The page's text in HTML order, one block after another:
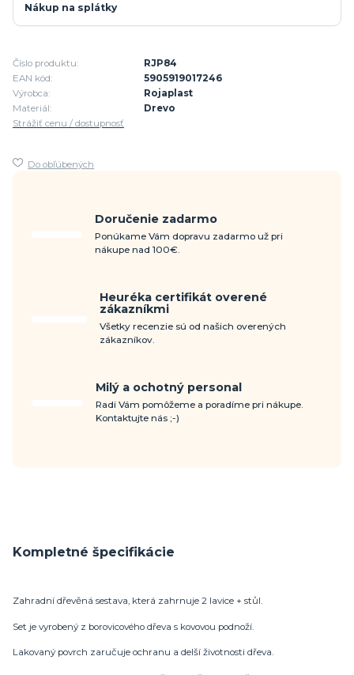
Nákup na splátky
Číslo produktu:
RJP84
EAN kód:
5905919017246
Výrobca:
Rojaplast
Materiál:
Drevo
Strážiť cenu / dostupnosť
Do obľúbených
Doručenie zadarmo
Ponúkame Vám dopravu zadarmo už pri
nákupe nad 100€.
Heuréka certifikát overené
zákazníkmi
Všetky recenzie sú od našich overených
zákazníkov.
Milý a ochotný personal
Radi Vám pomôžeme a poradíme pri nákupe.
Kontaktujte nás ;-)
Kompletné špecifikácie
Zahradní dřevěná sestava, která zahrnuje 2 lavice + stůl.
Set je vyrobený z borovicového dřeva s kovovou podnoží.
Lakovaný povrch zaručuje ochranu a delší životnosti dřeva.